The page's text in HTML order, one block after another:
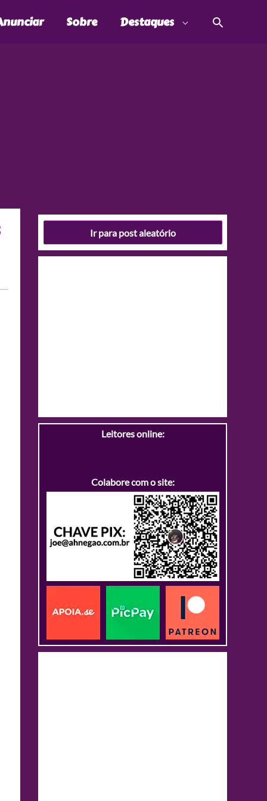
Sobre Destaques
Ir para post aleatório
Leitores online:
Colabore com o site: